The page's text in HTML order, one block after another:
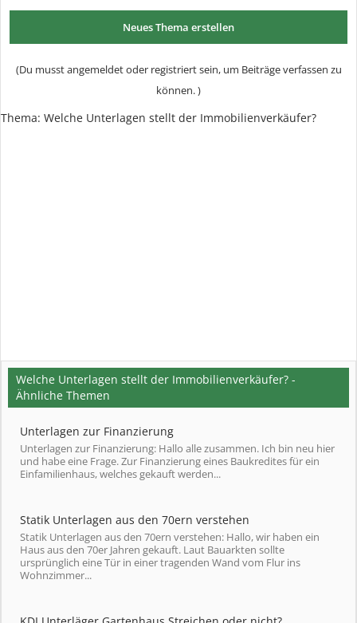
Neues Thema erstellen
(Du musst angemeldet oder registriert sein, um Beiträge verfassen zu
können. )
Thema: Welche Unterlagen stellt der Immobilienverkäufer?
Welche Unterlagen stellt der Immobilienverkäufer? -
Ähnliche Themen
Unterlagen zur Finanzierung
Unterlagen zur Finanzierung: Hallo alle zusammen. Ich bin neu hier
und habe eine Frage. Zur Finanzierung eines Baukredites für ein
Einfamilienhaus, welches gekauft werden...
Statik Unterlagen aus den 70ern verstehen
Statik Unterlagen aus den 70ern verstehen: Hallo, wir haben ein
Haus aus den 70er Jahren gekauft. Laut Bauarkten sollte
ursprünglich eine Tür in einer tragenden Wand vom Flur ins
Wohnzimmer...